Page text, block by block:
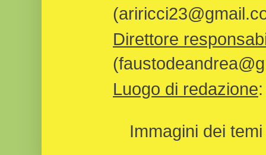
Direttore
Luogo di redazione
Immagini dei